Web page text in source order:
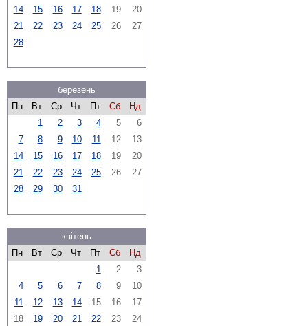
14
15 16 17 18 19
20
21
22 23 24 25 26
27
28
березень
Пн
Вт Ср Чт Пт Сб
Нд
1
2 3 4 5
6
7
8 9 10 11 12
13
14
15 16 17 18 19
20
21
22 23 24 25 26
27
28
29 30 31
квітень
Пн
Вт Ср Чт Пт Сб
Нд
1
2
3
4
5 6 7 8 9
10
11
12 13 14 15 16
17
18
19 20 21 22 23
24